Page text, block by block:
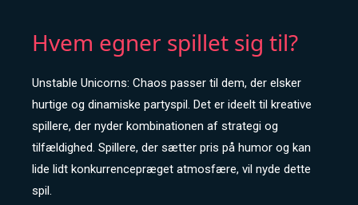
Hvem egner spillet sig til?
Unstable Unicorns: Chaos passer til dem, der elsker
hurtige og dinamiske partyspil. Det er ideelt til kreative
spillere, der nyder kombinationen af strategi og
tilfældighed. Spillere, der sætter pris på humor og kan
lide lidt konkurrencepræget atmosfære, vil nyde dette
spil.